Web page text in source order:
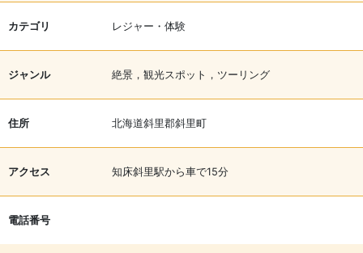
カテゴリ レジャー・体験
ジャンル 絶景，観光スポット，ツーリング
住所 北海道斜里郡斜里町
アクセス 知床斜里駅から車で15分
電話番号